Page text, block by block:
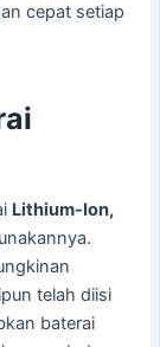
cepat setiap
Lithium-Ion,
telah diisi
baterai